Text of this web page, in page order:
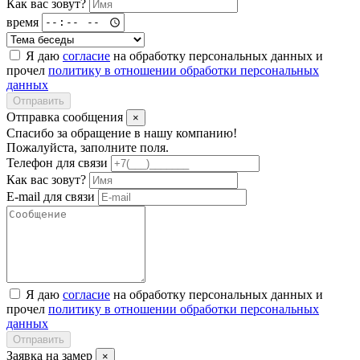
Как вас зовут?
время
Я даю согласие на обработку персональных данных и
прочел политику в отношении обработки персональных
данных
Отправить
Отправка сообщения ×
Спасибо за обращение в нашу компанию!
Пожалуйста, заполните поля.
Телефон для связи
Как вас зовут?
E-mail для связи
Я даю согласие на обработку персональных данных и
прочел политику в отношении обработки персональных
данных
Отправить
Заявка на замер ×